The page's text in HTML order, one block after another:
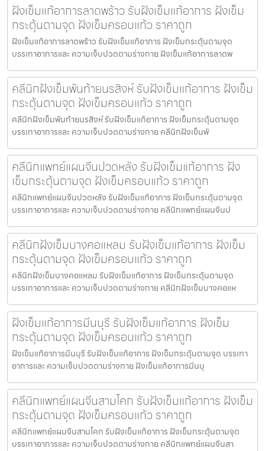
ฝังเข็มแก้อาการลาดพร้าว รับฝังเข็มแก้อาการ ฝังเข็ม
กระตุ้นตามจุด ฝังเข็มครอบแก้ว ราคาถูก
ฝังเข็มแก้อาการลาดพร้าว รับฝังเข็มแก้อาการ ฝังเข็มกระตุ้นตามจุด
บรรเทาอาการและ ความเจ็บปวดตามร่างกาย ฝังเข็มแก้อาการลาดพ
คลีนิกฝังเข็มพันท้ายนรสิงห์ รับฝังเข็มแก้อาการ ฝังเข็ม
กระตุ้นตามจุด ฝังเข็มครอบแก้ว ราคาถูก
คลีนิกฝังเข็มพันท้ายนรสิงห์ รับฝังเข็มแก้อาการ ฝังเข็มกระตุ้นตามจุด
บรรเทาอาการและ ความเจ็บปวดตามร่างกาย คลีนิกฝังเข็มพั
คลีนิกแพทย์แผนจีนปวดหลัง รับฝังเข็มแก้อาการ ฝัง
เข็มกระตุ้นตามจุด ฝังเข็มครอบแก้ว ราคาถูก
คลีนิกแพทย์แผนจีนปวดหลัง รับฝังเข็มแก้อาการ ฝังเข็มกระตุ้นตามจุด
บรรเทาอาการและ ความเจ็บปวดตามร่างกาย คลีนิกแพทย์แผนจีนป
คลีนิกฝังเข็มบางคอแหลม รับฝังเข็มแก้อาการ ฝังเข็ม
กระตุ้นตามจุด ฝังเข็มครอบแก้ว ราคาถูก
คลีนิกฝังเข็มบางคอแหลม รับฝังเข็มแก้อาการ ฝังเข็มกระตุ้นตามจุด
บรรเทาอาการและ ความเจ็บปวดตามร่างกาย คลีนิกฝังเข็มบางคอแห
ฝังเข็มแก้อาการมีนบุรี รับฝังเข็มแก้อาการ ฝังเข็ม
กระตุ้นตามจุด ฝังเข็มครอบแก้ว ราคาถูก
ฝังเข็มแก้อาการมีนบุรี รับฝังเข็มแก้อาการ ฝังเข็มกระตุ้นตามจุด บรรเทา
อาการและ ความเจ็บปวดตามร่างกาย ฝังเข็มแก้อาการมีนบุ
คลีนิกแพทย์แผนจีนสามโคก รับฝังเข็มแก้อาการ ฝังเข็ม
กระตุ้นตามจุด ฝังเข็มครอบแก้ว ราคาถูก
คลีนิกแพทย์แผนจีนสามโคก รับฝังเข็มแก้อาการ ฝังเข็มกระตุ้นตามจุด
บรรเทาอาการและ ความเจ็บปวดตามร่างกาย คลีนิกแพทย์แผนจีนสา